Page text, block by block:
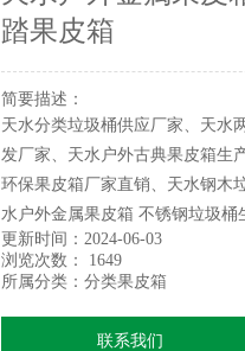
踏果皮箱
简要描述：
天水分类垃圾桶供应厂家、天水
发厂家、天水户外古典果皮箱生
环保果皮箱厂家直销、天水钢木
水户外金属果皮箱 不锈钢垃圾桶
更新时间： 2024-06-03
浏览次数：
1649
所属分类： 分类果皮箱
联系我们